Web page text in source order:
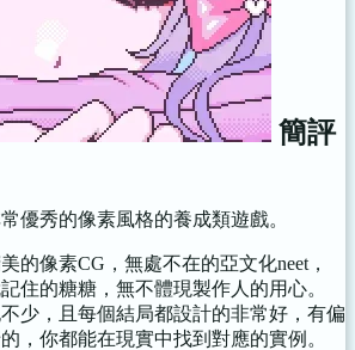
簡評
優秀的像素風格的養成類遊戲。
的像素CG，無處不在的亞文化neet，
住的糖糖，無不體現製作人的用心。
少，且每個結局都設計的非常好，有偏
，你都能在現實中找到對應的實例。